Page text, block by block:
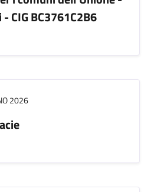
CIG BC3761C2B6
2026